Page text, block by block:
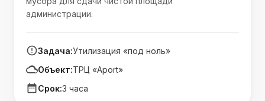
администрации.
Задача:Утилизация «под ноль»
Объект:ТРЦ «Aport»
Срок:3 часа